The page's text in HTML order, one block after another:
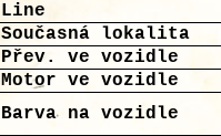
Line
Současná lokalita
Přev. ve vozidle
Motor ve vozidle
Barva na vozidle